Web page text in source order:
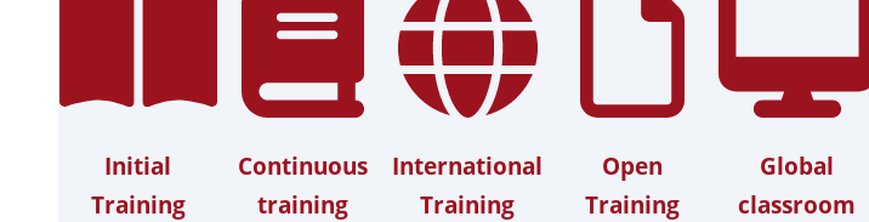
Initial
Training
Continuous
training
International
Training
Open
Training
Global
classroom